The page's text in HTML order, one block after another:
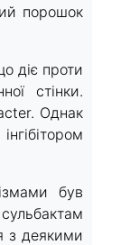
порошок
діє проти
стінки.
Однак
був
з деякими